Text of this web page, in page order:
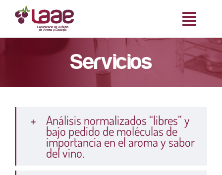
contenido
Nosotros
Servicios
Servicios
Análisis normalizados “libres” y
bajo pedido de moléculas de
importancia en el aroma y sabor
del vino.